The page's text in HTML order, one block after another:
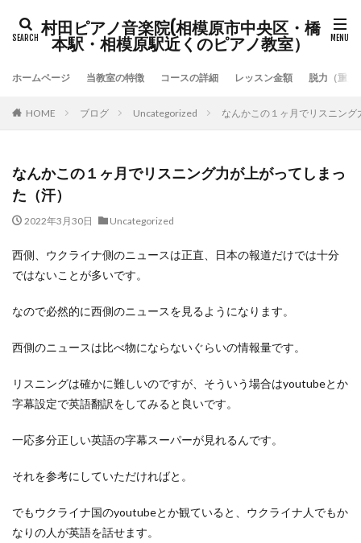
村田ピアノ音楽院(相模原市中央区・橋
本駅・相模原駅近くのピアノ教室）
ホームページ 当教室の特徴 コースの詳細 レッスン金額 脱力（重力
HOME ブログ Uncategorized なんかこの１ヶ月でリスニン
なんかこの１ヶ月でリスニング力が上がってしまっ
た（汗）
2022年3月30日 Uncategorized
西側、ウクライナ側のニュースは正直、日本の報道だけでは十分
ではないことが多いです。
なので必然的に西側のニュースを見るようになります。
西側のニュースは比べ物にならないぐらいの情報量です。
リスニングは確かに難しいのですが、そういう場合はyoutubeとか
字幕設定で英語翻訳をしてみると良いです。
一応多分正しい英語の字幕スーパーが見れるんです。
それを参考にしていただければと。
でもウクライナ国のyoutubeとか観ていると、ウクライナ人でもか
なりの人が英語を話せます。